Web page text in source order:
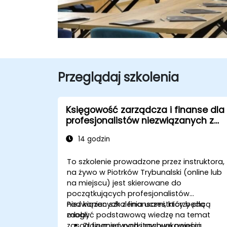
Przeglądaj szkolenia
Księgowość zarządcza i finanse dla
profesjonalistów niezwiązanych z
14 godzin
To szkolenie prowadzone przez instruktora,
na żywo w Piotrków Trybunalski (online lub
na miejscu) jest skierowane do
początkujących profesjonalistów
niezwiązanych z finansami, którzy chcą
zdobyć podstawową wiedzę na temat
Pod koniec szkolenia uczestnicy będą
mogli: